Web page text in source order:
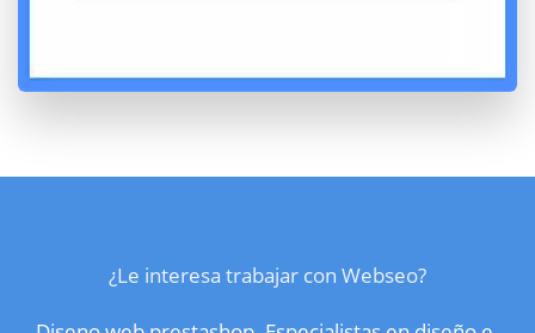
¿Le interesa trabajar con Webseo?